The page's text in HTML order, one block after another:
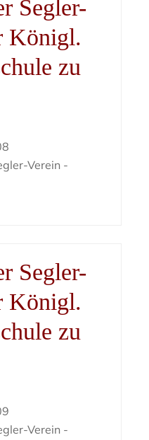
Segler-
Königl.
zu
Verein -
Segler-
Königl.
zu
Verein -